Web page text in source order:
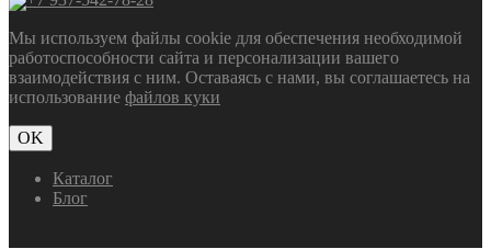
Мы используем файлы cookie для обеспечения необходимой
работоспособности сайта и персонализации вашего
взаимодействия с ним. Оставаясь с нами, вы соглашаетесь на
использование файлов куки
OK
Каталог
Блог